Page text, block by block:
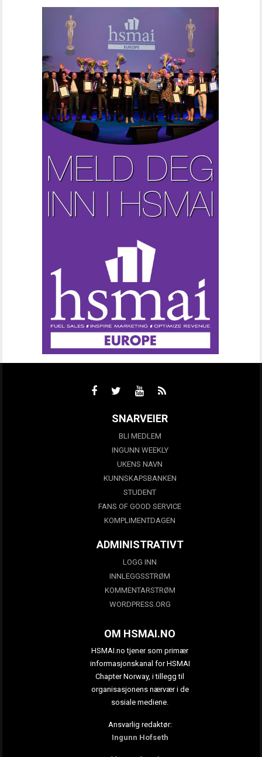
SNARVEIER
BLI MEDLEM
INGUNN WEEKLY
UKENS NAVN
KUNNSKAPSBANKEN
STUDENT
FANS OF GOOD SERVICE
KOMPLIMENTDAGEN
ADMINISTRATIVT
LOGG INN
INNLEGGSSTRØM
KOMMENTARSTRØM
WORDPRESS.ORG
OM HSMAI.NO
HSMAI.no tjener som primær
informasjonskanal for HSMAI
Chapter Norway, i tillegg til
organisasjonens nærvær i de
sosiale mediene.
Ansvarlig redaktør:
Ingunn Hofseth